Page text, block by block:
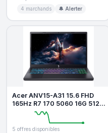
4 marchands 🔔 Alerter
Acer ANV15-A31 15.6 FHD
165Hz R7 170 5060 16G 512G
5 offres disponibles